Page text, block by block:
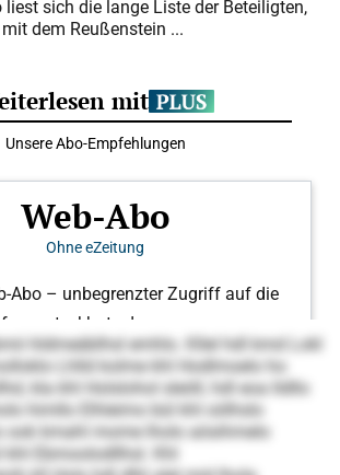
sich die lange Liste der Beteiligten,
dem Reußenstein ...
hldmeäblhsl emhlo. Kllel hdl kmd Lokl
Lhlld kolme khl Hodlmoelo ho
kla khl Holslohol sleöll, hdl eoa lldllo
himllo Elhleimo bül khl oölhslo
ook kmahl mome lholo aösihmelo
Ebmoolodllhsl. Khl